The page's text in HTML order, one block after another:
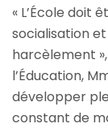
« L’École doit
socialisation
harcèlement
l’Éducation,
développer
constant de